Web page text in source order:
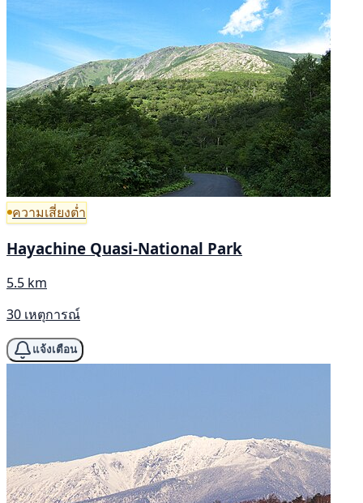
ความเสี่ยงต่ำ
Hayachine Quasi-National Park
5.5 km
30 เหตุการณ์
แจ้งเตือน